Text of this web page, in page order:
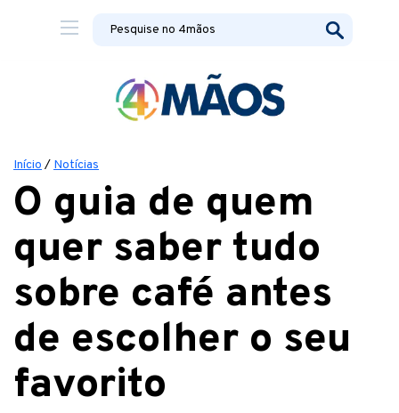
Início / Notícias
O guia de quem
quer saber tudo
sobre café antes
de escolher o seu
favorito